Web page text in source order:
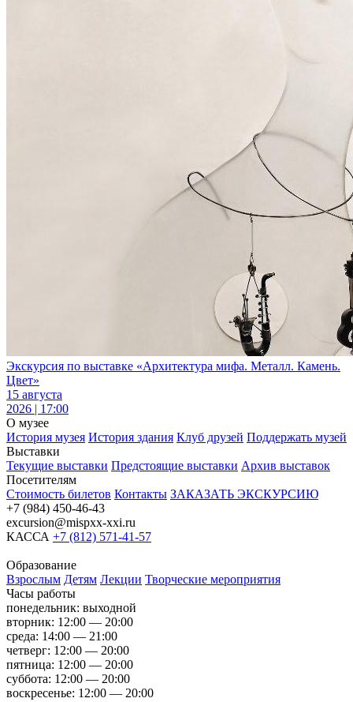
Экскурсия по выставке «Архитектура мифа. Металл. Камень.
Цвет»
15 августа
2026 | 17:00
О музее
История музея История здания Клуб друзей Поддержать музей
Выставки
Текущие выставки Предстоящие выставки Архив выставок
Посетителям
Стоимость билетов Контакты ЗАКАЗАТЬ ЭКСКУРСИЮ
+7 (984) 450-46-43
excursion@mispxx-xxi.ru
КАССА +7 (812) 571-41-57
Образование
Взрослым Детям Лекции Творческие мероприятия
Часы работы
понедельник: выходной
вторник: 12:00 — 20:00
среда: 14:00 — 21:00
четверг: 12:00 — 20:00
пятница: 12:00 — 20:00
суббота: 12:00 — 20:00
воскресенье: 12:00 — 20:00